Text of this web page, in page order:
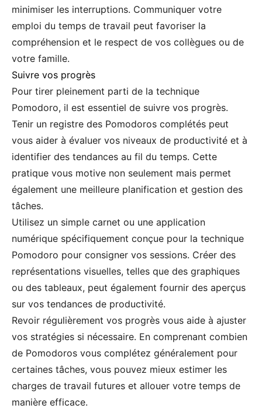
minimiser les interruptions. Communiquer votre
emploi du temps de travail peut favoriser la
compréhension et le respect de vos collègues ou de
votre famille.
Suivre vos progrès
Pour tirer pleinement parti de la technique
Pomodoro, il est essentiel de suivre vos progrès.
Tenir un registre des Pomodoros complétés peut
vous aider à évaluer vos niveaux de productivité et à
identifier des tendances au fil du temps. Cette
pratique vous motive non seulement mais permet
également une meilleure planification et gestion des
tâches.
Utilisez un simple carnet ou une application
numérique spécifiquement conçue pour la technique
Pomodoro pour consigner vos sessions. Créer des
représentations visuelles, telles que des graphiques
ou des tableaux, peut également fournir des aperçus
sur vos tendances de productivité.
Revoir régulièrement vos progrès vous aide à ajuster
vos stratégies si nécessaire. En comprenant combien
de Pomodoros vous complétez généralement pour
certaines tâches, vous pouvez mieux estimer les
charges de travail futures et allouer votre temps de
manière efficace.